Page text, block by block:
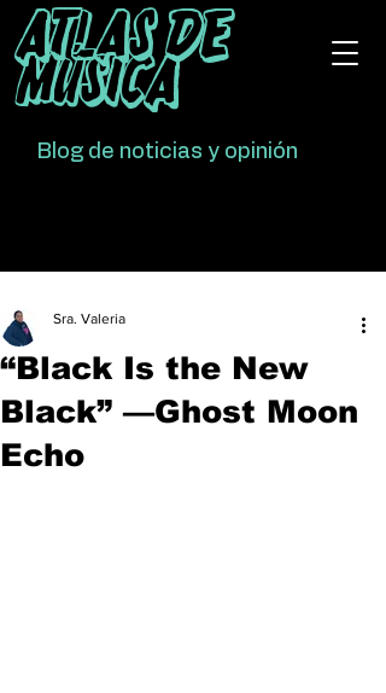
Atlas De
Música
Blog de noticias y opinión
“Black Is the New
Black” —Ghost Moon
Echo
Sra. Valeria